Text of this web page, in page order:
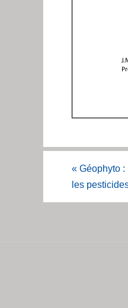
« Géophyto
les